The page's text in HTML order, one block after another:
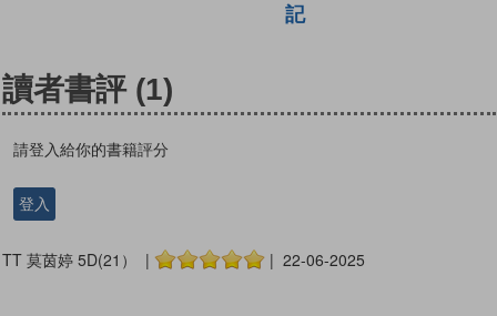
記
讀者書評 (1)
請登入給你的書籍評分
登入
TT 莫茵婷 5D(21） | | 22-06-2025